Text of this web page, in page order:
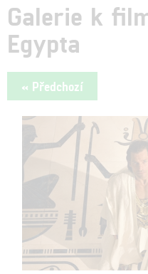
Galerie k
Egypta
« Předchozí